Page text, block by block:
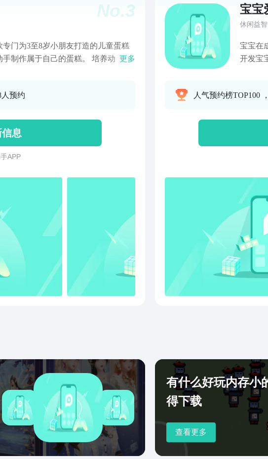
No.3
专门为3至8岁小朋友打造的儿童蛋糕
制作属于自己的蛋糕。 培养动手能
更多
人预约
息
A P P
宝宝
休闲益智
宝宝在
开发宝
片来拼
人气预约榜TOP100
有什么好玩内存小
得下载
查看更多